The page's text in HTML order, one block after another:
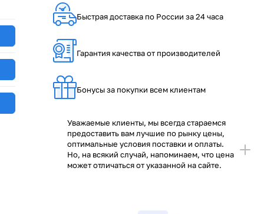
Быстрая доставка по России за 24 часа
Гарантия качества от производителей
Бонусы за покупки всем клиентам
Уважаемые клиенты, мы всегда стараемся
предоставить вам лучшие по рынку цены,
оптимальные условия поставки и оплаты.
Но, на всякий случай, напоминаем, что цена
может отличаться от указанной на сайте.